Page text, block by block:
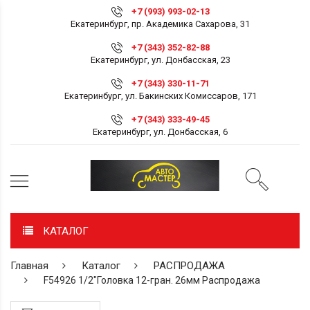
+7 (993) 993-02-13
Екатеринбург, пр. Академика Сахарова, 31
+7 (343) 352-82-88
Екатеринбург, ул. Донбасская, 23
+7 (343) 330-11-71
Екатеринбург, ул. Бакинских Комиссаров, 171
+7 (343) 333-49-45
Екатеринбург, ул. Донбасская, 6
КАТАЛОГ
Главная Каталог РАСПРОДАЖА
F54926 1/2"Головка 12-гран. 26мм Распродажа